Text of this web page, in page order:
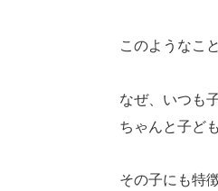
このようなこ
なぜ、いつも
ちゃんと子ど
その子にも特